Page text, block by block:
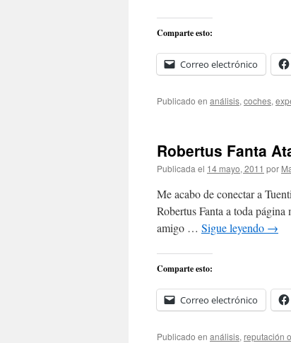
Comparte esto:
Correo electrónico
Publicado en análisis, coches,
Robertus Fanta
Publicada el 14 mayo, 2011 por
Me acabo de conectar a
Robertus Fanta a toda página
amigo … Sigue leyendo →
Comparte esto:
Correo electrónico
Publicado en análisis, reputación